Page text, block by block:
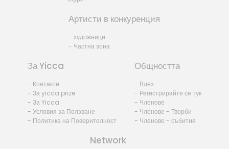
Артисти в конкуренция
- художници
- Частна зона
За Yicca
- Контакти
- За yicca prize
- За Yicca
- Условия за Ползване
- Политика на Поверителност
Общността
- Влез
- Регистрирайте се тук
- Членове
- Членове - Творби
- Членове - събития
Network